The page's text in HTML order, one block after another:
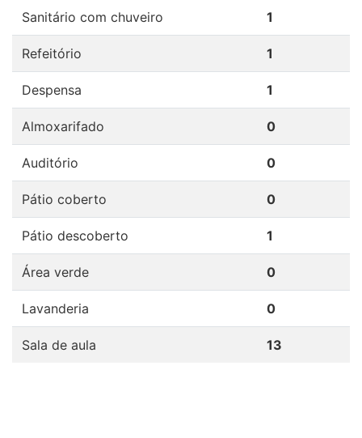
Sanitário com chuveiro 1
Refeitório 1
Despensa 1
Almoxarifado 0
Auditório 0
Pátio coberto 0
Pátio descoberto 1
Área verde 0
Lavanderia 0
Sala de aula 13